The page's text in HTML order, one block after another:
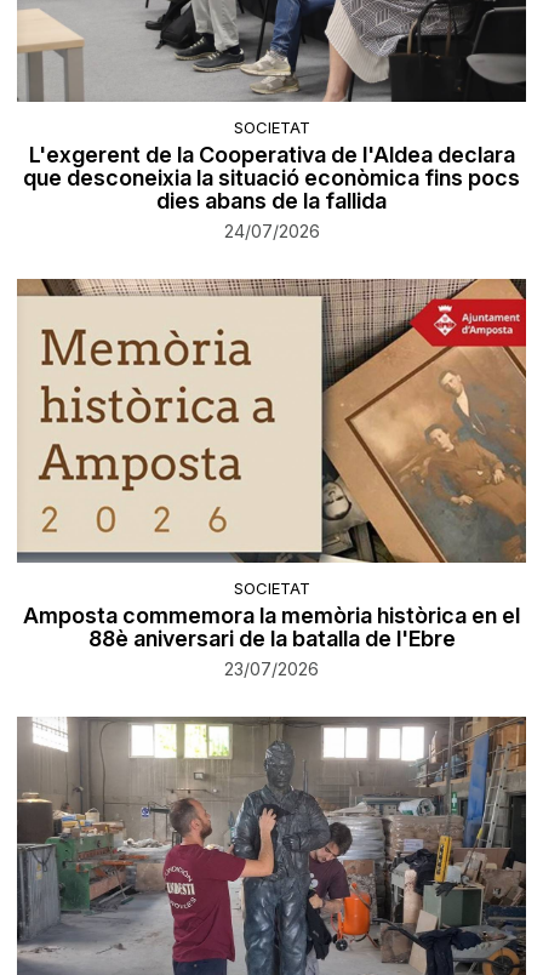
SOCIETAT
L'exgerent de la Cooperativa de l'Aldea declara
que desconeixia la situació econòmica fins pocs
dies abans de la fallida
24/07/2026
SOCIETAT
Amposta commemora la memòria històrica en el
88è aniversari de la batalla de l'Ebre
23/07/2026